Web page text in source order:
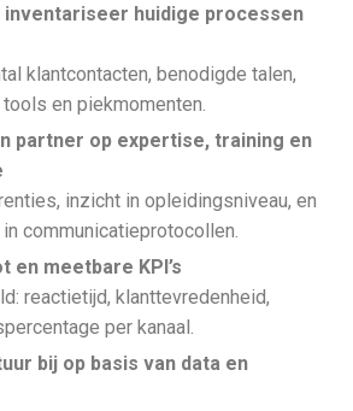
inventariseer huidige processen
klantcontacten, benodigde talen,
en piekmomenten.
partner op expertise, training en
inzicht in opleidingsniveau, en
communicatieprotocollen.
en meetbare KPI’s
reactietijd, klanttevredenheid,
per kanaal.
bij op basis van data en